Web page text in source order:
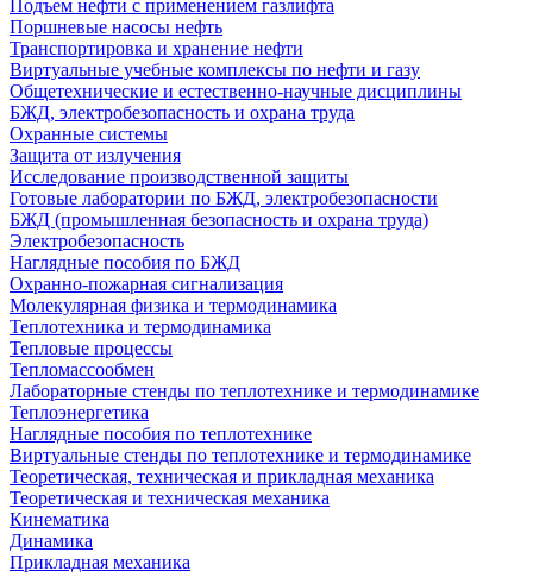
Подъем нефти с применением газлифта
Поршневые насосы нефть
Транспортировка и хранение нефти
Виртуальные учебные комплексы по нефти и газу
Общетехнические и естественно-научные дисциплины
БЖД, электробезопасность и охрана труда
Охранные системы
Защита от излучения
Исследование производственной защиты
Готовые лаборатории по БЖД, электробезопасности
БЖД (промышленная безопасность и охрана труда)
Электробезопасность
Наглядные пособия по БЖД
Охранно-пожарная сигнализация
Молекулярная физика и термодинамика
Теплотехника и термодинамика
Тепловые процессы
Тепломассообмен
Лабораторные стенды по теплотехнике и термодинамике
Теплоэнергетика
Наглядные пособия по теплотехнике
Виртуальные стенды по теплотехнике и термодинамике
Теоретическая, техническая и прикладная механика
Теоретическая и техническая механика
Кинематика
Динамика
Прикладная механика